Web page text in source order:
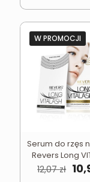
W PROMOCJI
Serum do rzęs
Revers Long
12,07zł